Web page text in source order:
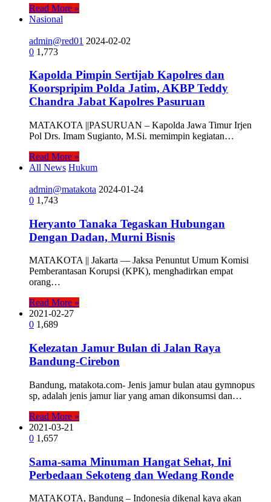
Read More »
Nasional
admin@red01 2024-02-02
0 1,773
Kapolda Pimpin Sertijab Kapolres dan
Koorspripim Polda Jatim, AKBP Teddy
Chandra Jabat Kapolres Pasuruan
MATAKOTA ||PASURUAN – Kapolda Jawa Timur Irjen
Pol Drs. Imam Sugianto, M.Si. memimpin kegiatan…
Read More »
All News Hukum
admin@matakota 2024-01-24
0 1,743
Heryanto Tanaka Tegaskan Hubungan
Dengan Dadan, Murni Bisnis
MATAKOTA || Jakarta — Jaksa Penuntut Umum Komisi
Pemberantasan Korupsi (KPK), menghadirkan empat
orang…
Read More »
2021-02-27
0 1,689
Kelezatan Jamur Bulan di Jalan Raya
Bandung-Cirebon
Bandung, matakota.com- Jenis jamur bulan atau gymnopus
sp, adalah jenis jamur liar yang aman dikonsumsi dan…
Read More »
2021-03-21
0 1,657
Sama-sama Minuman Hangat Sehat, Ini
Perbedaan Sekoteng dan Wedang Ronde
MATAKOTA, Bandung – Indonesia dikenal kaya akan